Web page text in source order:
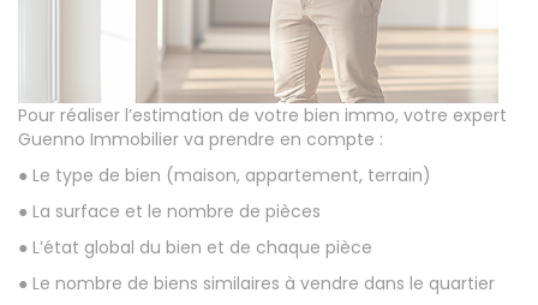
Pour réaliser l’estimation de votre bien immo, votre expert
Guenno Immobilier va prendre en compte :
● Le type de bien (maison, appartement, terrain)
● La surface et le nombre de pièces
● L’état global du bien et de chaque pièce
● Le nombre de biens similaires à vendre dans le quartier